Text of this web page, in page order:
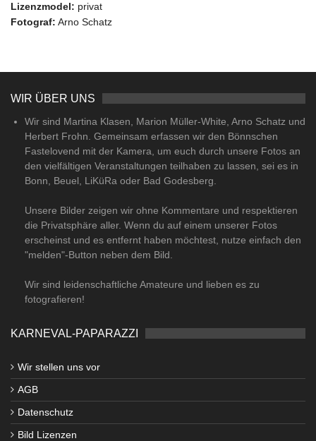
Lizenzmodel: privat
Fotograf: Arno Schatz
WIR ÜBER UNS
Wir sind Martina Klasen, Marion Müller-White, Arno Schatz und
Herbert Frohn. Gemeinsam erfassen wir den Bönnschen
Fastelovend mit der Kamera, um euch durch unsere Fotos an
den vielfältigen Veranstaltungen teilhaben zu lassen, sei es in
Bonn, Beuel, LiKüRa oder Bad Godesberg.
Unsere Bilder zeigen wir ohne Kommentare und respektieren
die Privatsphäre aller. Wenn du auf einem unserer Fotos
erscheinst und es entfernt haben möchtest, nutze einfach den
"melden"-Button neben dem Bild.
Wir sind leidenschaftliche Amateure und lieben es zu
fotografieren!
KARNEVAL-PAPARAZZI
Wir stellen uns vor
AGB
Datenschutz
Bild Lizenzen